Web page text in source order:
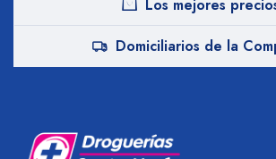
Los mejores
Domiciliarios de la